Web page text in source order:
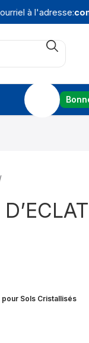
à l'adresse:
pour Sols Cristallisés